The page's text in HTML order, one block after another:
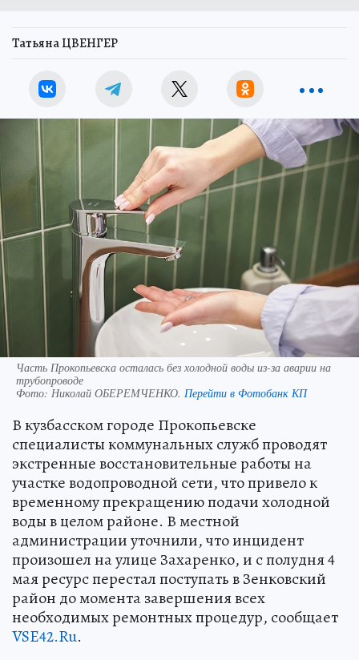
Татьяна ЦВЕНГЕР
Часть Прокопьевска осталась без холодной воды из-за аварии на
трубопроводе
Фото: Николай ОБЕРЕМЧЕНКО. Перейти в Фотобанк КП
В кузбасском городе Прокопьевске
специалисты коммунальных служб проводят
экстренные восстановительные работы на
участке водопроводной сети, что привело к
временному прекращению подачи холодной
воды в целом районе. В местной
администрации уточнили, что инцидент
произошел на улице Захаренко, и с полудня 4
мая ресурс перестал поступать в Зенковский
район до момента завершения всех
необходимых ремонтных процедур, сообщает
VSE42.Ru.